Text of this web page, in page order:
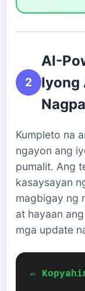
2
AI-
Iyong
Kumpleto na
ngayon ang
pumalit. Ang
kasaysayan
magbigay ng
at hayaan
mga update
✏️